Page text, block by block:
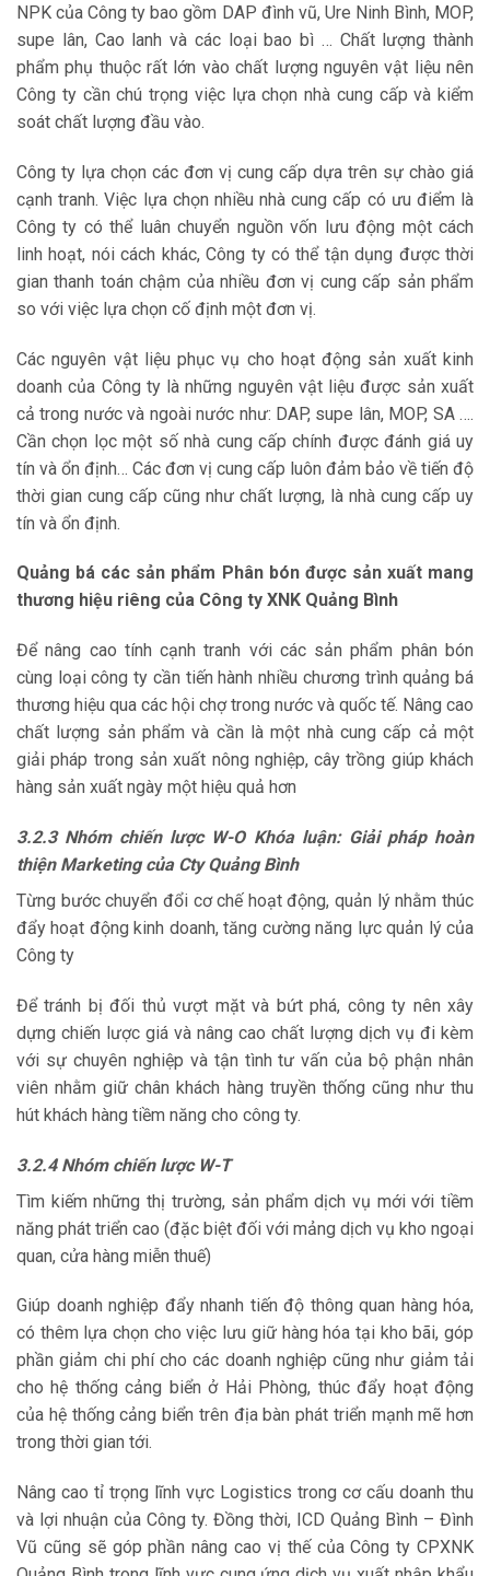
NPK của Công ty bao gồm DAP đình vũ, Ure Ninh Bình, MOP,
supe lân, Cao lanh và các loại bao bì … Chất lượng thành
phẩm phụ thuộc rất lớn vào chất lượng nguyên vật liệu nên
Công ty cần chú trọng việc lựa chọn nhà cung cấp và kiểm
soát chất lượng đầu vào.
Công ty lựa chọn các đơn vị cung cấp dựa trên sự chào giá
cạnh tranh. Việc lựa chọn nhiều nhà cung cấp có ưu điểm là
Công ty có thể luân chuyển nguồn vốn lưu động một cách
linh hoạt, nói cách khác, Công ty có thể tận dụng được thời
gian thanh toán chậm của nhiều đơn vị cung cấp sản phẩm
so với việc lựa chọn cố định một đơn vị.
Các nguyên vật liệu phục vụ cho hoạt động sản xuất kinh
doanh của Công ty là những nguyên vật liệu được sản xuất
cả trong nước và ngoài nước như: DAP, supe lân, MOP, SA ….
Cần chọn lọc một số nhà cung cấp chính được đánh giá uy
tín và ổn định… Các đơn vị cung cấp luôn đảm bảo về tiến độ
thời gian cung cấp cũng như chất lượng, là nhà cung cấp uy
tín và ổn định.
Quảng bá các sản phẩm Phân bón được sản xuất mang
thương hiệu riêng của Công ty XNK Quảng Bình
Để nâng cao tính cạnh tranh với các sản phẩm phân bón
cùng loại công ty cần tiến hành nhiều chương trình quảng bá
thương hiệu qua các hội chợ trong nước và quốc tế. Nâng cao
chất lượng sản phẩm và cần là một nhà cung cấp cả một
giải pháp trong sản xuất nông nghiệp, cây trồng giúp khách
hàng sản xuất ngày một hiệu quả hơn
3.2.3 Nhóm chiến lược W-O Khóa luận: Giải pháp hoàn
thiện Marketing của Cty Quảng Bình
Từng bước chuyển đổi cơ chế hoạt động, quản lý nhằm thúc
đẩy hoạt động kinh doanh, tăng cường năng lực quản lý của
Công ty
Để tránh bị đối thủ vượt mặt và bứt phá, công ty nên xây
dựng chiến lược giá và nâng cao chất lượng dịch vụ đi kèm
với sự chuyên nghiệp và tận tình tư vấn của bộ phận nhân
viên nhằm giữ chân khách hàng truyền thống cũng như thu
hút khách hàng tiềm năng cho công ty.
3.2.4 Nhóm chiến lược W-T
Tìm kiếm những thị trường, sản phẩm dịch vụ mới với tiềm
năng phát triển cao (đặc biệt đối với mảng dịch vụ kho ngoại
quan, cửa hàng miễn thuế)
Giúp doanh nghiệp đẩy nhanh tiến độ thông quan hàng hóa,
có thêm lựa chọn cho việc lưu giữ hàng hóa tại kho bãi, góp
phần giảm chi phí cho các doanh nghiệp cũng như giảm tải
cho hệ thống cảng biển ở Hải Phòng, thúc đẩy hoạt động
của hệ thống cảng biển trên địa bàn phát triển mạnh mẽ hơn
trong thời gian tới.
Nâng cao tỉ trọng lĩnh vực Logistics trong cơ cấu doanh thu
và lợi nhuận của Công ty. Đồng thời, ICD Quảng Bình – Đình
Vũ cũng sẽ góp phần nâng cao vị thế của Công ty CPXNK